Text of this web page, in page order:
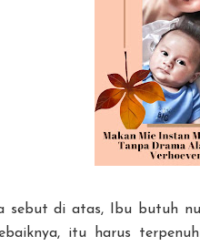
sebut di atas, Ibu butuh
itu harus